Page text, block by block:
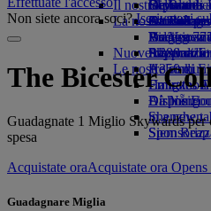
tab
Bevande
La nostra flotta
Boeing
A380 di
A350 di
Emirates
Giocattoli
Attività
Il nostro pianeta
Attività
Politica
Rapporti
Le nostre
Emirates
Airline
in a new
Da Roma
Da
Da
Nuove
Helsinki
Hangzhou
Đà Nẵng
Shenzhen
Siem Reap
Skywards
Strumento
Accesso a
Skywards+
Cellulare
Viaggio
Non siete ancora soci? Iscrivetevi
The Bicester
Guadagnate 1 Miglio Skywards
spesa
Acquistate oraAcquistate ora
Guadagnare Miglia